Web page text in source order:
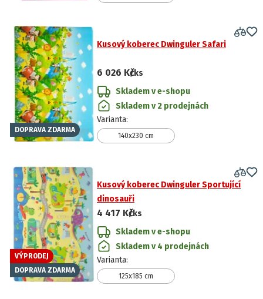
DOPRAVA ZDARMA
Kusový koberec Dwinguler Safari
6 026 Kč/ks
Skladem v e-shopu
Skladem v 2 prodejnách
Varianta:
140x230 cm
VÝPRODEJ
DOPRAVA ZDARMA
Kusový koberec Dwinguler Sportující
dinosauři
4 417 Kč/ks
Skladem v e-shopu
Skladem v 4 prodejnách
Varianta:
125x185 cm